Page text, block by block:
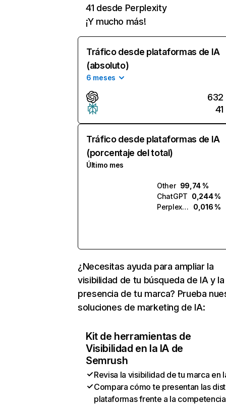
41 desde Perplexity
¡Y mucho más!
Tráfico desde plataformas de IA
(absoluto)
6 meses
632
41
Tráfico desde plataformas de IA
(porcentaje del total)
Último mes
Other 99,74 %
ChatGPT 0,244 %
Perplexity
0,016 %
¿Necesitas ayuda para ampliar la
visibilidad de tu búsqueda de IA y la
presencia de tu marca? Prueba
soluciones de marketing de IA:
Kit de herramientas de
Visibilidad en la IA de
Semrush
Revisa la visibilidad de tu marca en
Compara cómo te presentan las
plataformas frente a la competencia